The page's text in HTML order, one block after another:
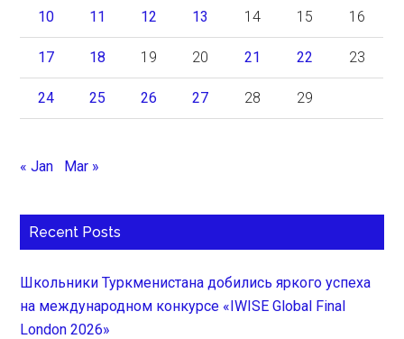
10 11 12 13 14 15 16
17 18 19 20 21 22 23
24 25 26 27 28 29
« Jan Mar »
Recent Posts
Школьники Туркменистана добились яркого успеха
на международном конкурсе «IWISE Global Final
London 2026»